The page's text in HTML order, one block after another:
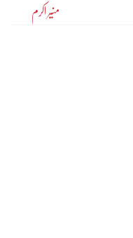
منیر اکرم